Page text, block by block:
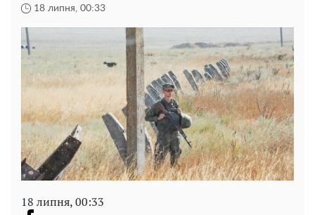
18 липня, 00:33
18 липня, 00:33